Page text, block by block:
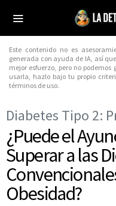
Este contenido no es
generada con ayuda de IA, así
mejor esfuerzo, pero no
usarla, hazlo bajo tu propio
términos de uso.
Diabetes Tipo 2:
¿Puede el
Superar a las
Obesidad?